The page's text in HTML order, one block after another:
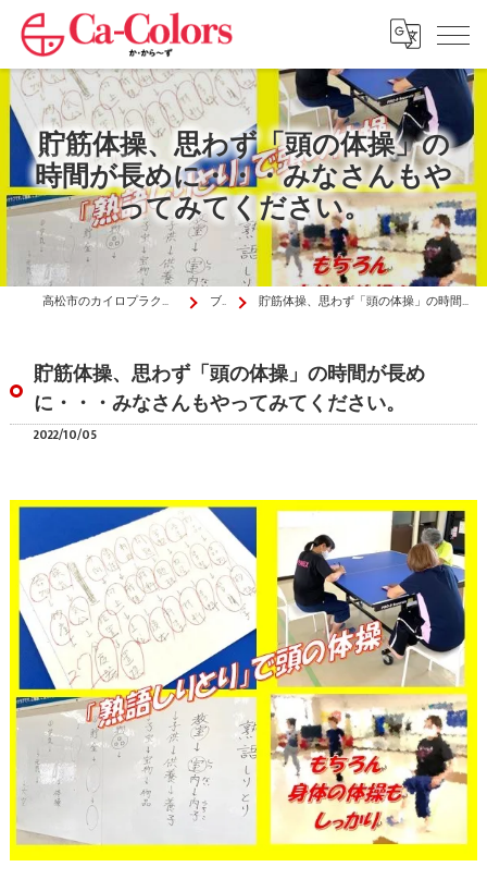
貯筋体操、思わず「頭の体操」の
時間が長めに・・・みなさんもや
ってみてください。
高松市のカイロプラクティックはか・から～ず施術院 ブログ 貯筋体操、思わず「頭の体操」の時間が長めに・・・みなさんもやってみてください。
貯筋体操、思わず「頭の体操」の時間が長め
に・・・みなさんもやってみてください。
2022/10/05